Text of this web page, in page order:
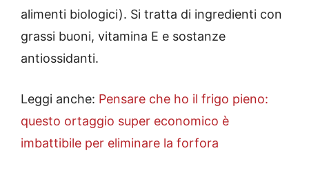
alimenti biologici). Si tratta di ingredienti con
grassi buoni, vitamina E e sostanze
antiossidanti.
Leggi anche: Pensare che ho il frigo pieno:
questo ortaggio super economico è
imbattibile per eliminare la forfora